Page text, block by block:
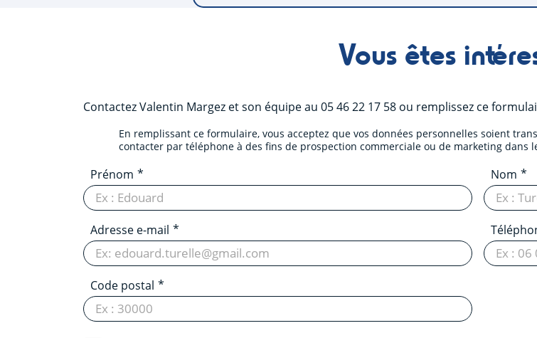
Vous êtes
ContactezValentin Margez et son équipeau 05 46 22 17 58 ou remplissez ce
En remplissant ce formulaire, vous acceptez que vos données personnelles soient
contacter par téléphone à des fins de prospection commerciale ou de marketing dans
Prénom Nom
Adresse e-mail
Code postal